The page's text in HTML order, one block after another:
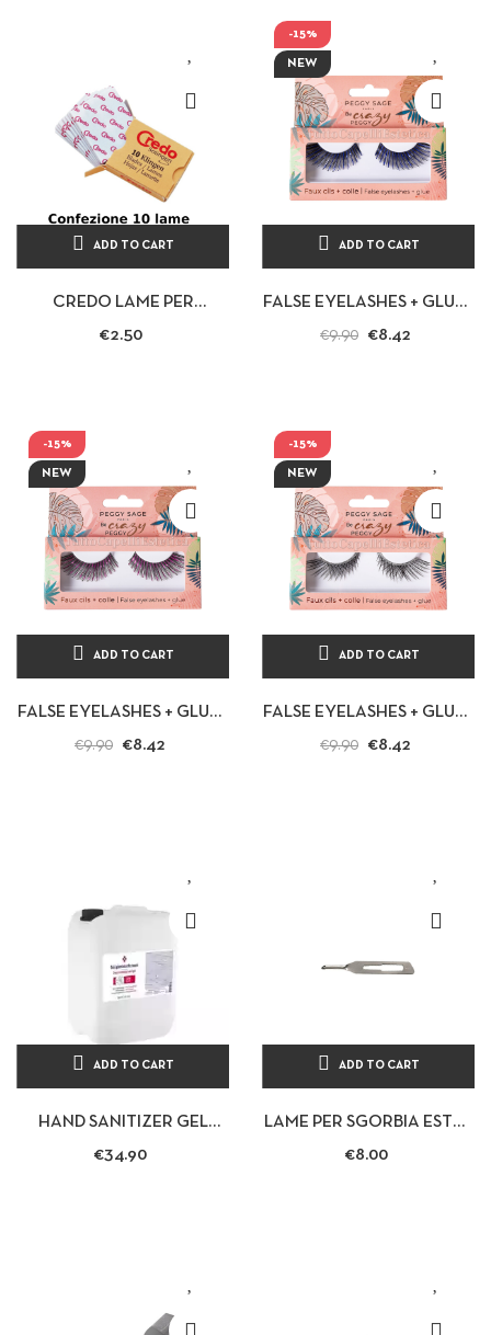
ADD TO CART
CREDO LAME PER
TAGLIACALLI
€2.50
-15%
NEW
ADD TO CART
FALSE EYELASHES + GLUE -
BLUE LAGOON -
€9.90 €8.42
-15%
NEW
ADD TO CART
FALSE EYELASHES + GLUE -
PINK PARADISE -
€9.90 €8.42
-15%
NEW
ADD TO CART
FALSE EYELASHES + GLUE -
SILVER GODDESS -
€9.90 €8.42
ADD TO CART
HAND SANITIZER GEL
5000ML - PARISIENNE
€34.90
ADD TO CART
LAME PER SGORBIA ESTAS
CONFEZIONE 10 LAME DA
€8.00